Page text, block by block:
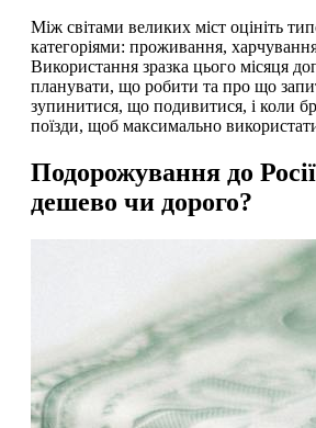
Між світами великих міст оцініть
категоріями: проживання,
Використання зразка цього місяця
планувати, що робити та про що
зупинитися, що подивитися, і коли
поїзди, щоб максимально
Подорожування до
дешево чи дорого?